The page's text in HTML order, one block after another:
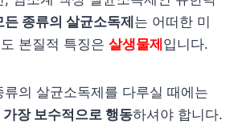
든 종류의 살균소독제는 어떠한 미
본질적 특징은 살생물제입니다.
류의 살균소독제를 다루실 때에는
장 보수적으로 행동하셔야 합니다.